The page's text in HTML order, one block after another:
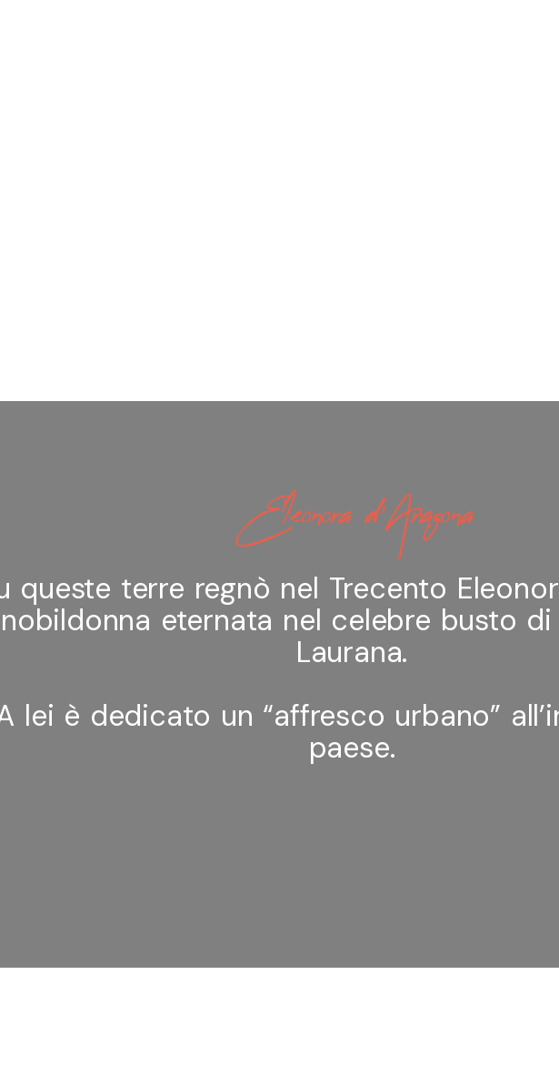
Eleonora d'Aragona
queste terre regnò nel Trecento
nobildonna eternata nel celebre busto
Laurana.
lei è dedicato un “affresco urbano”
paese.